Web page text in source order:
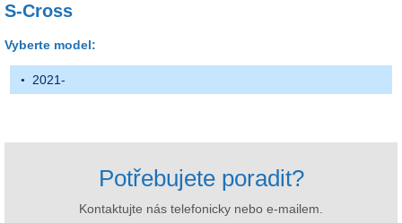
S-Cross
Vyberte model:
2021-
Potřebujete poradit?
Kontaktujte nás telefonicky nebo e-mailem.